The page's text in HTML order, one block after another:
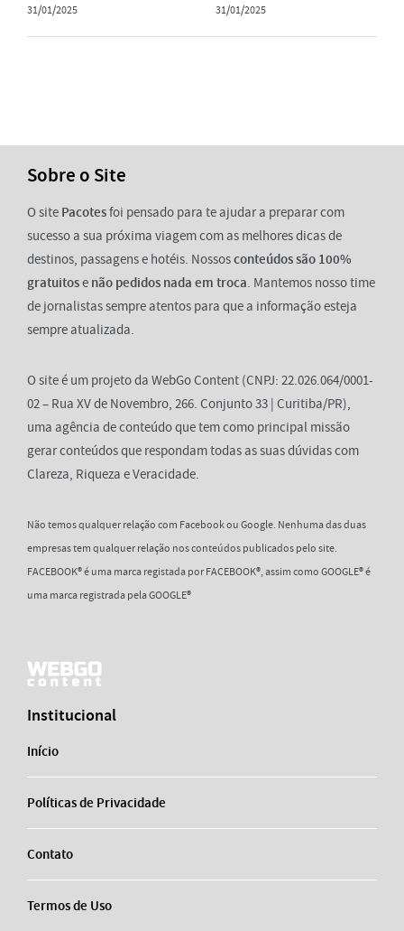
31/01/2025 31/01/2025
Sobre o Site
O site Pacotesfoi pensado para te ajudar a preparar com
sucesso a sua próxima viagem com as melhores dicas de
destinos, passagens e hotéis. Nossosconteúdos são 100%
gratuitose não pedidos nada em troca. Mantemos nosso time
de jornalistas sempre atentos para que a informação esteja
sempre atualizada.
O site é um projeto da WebGo Content (CNPJ: 22.026.064/0001-
02 – Rua XV de Novembro, 266. Conjunto 33 | Curitiba/PR),
uma agência de conteúdo que tem como principal missão
gerar conteúdos que respondam todas as suas dúvidas com
Clareza, Riqueza e Veracidade.
Não temos qualquer relação com Facebook ou Google. Nenhuma das duas
empresas tem qualquer relação nos conteúdos publicados pelo site.
FACEBOOK® é uma marca registada por FACEBOOK®, assim como GOOGLE® é
uma marca registrada pela GOOGLE®
Institucional
Início
Políticas de Privacidade
Contato
Termos de Uso